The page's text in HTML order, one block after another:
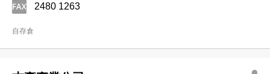
2480 1263
自存倉